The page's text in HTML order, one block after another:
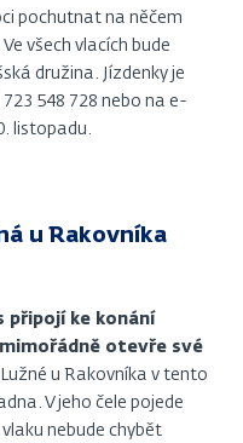
pochutnat na něčem
všech vlacích bude
družina. Jízdenky je
548 728 nebo na e-
listopadu.
u Rakovníka
připojí ke konání
otevře své
u Rakovníka v tento
V jeho čele pojede
nebude chybět